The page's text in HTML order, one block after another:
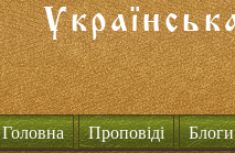
Головна Проповіді Блоги